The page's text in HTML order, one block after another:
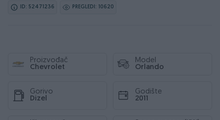
ID: 52471236 PREGLEDI: 10620
Proizvođač
Chevrolet
Model
Orlando
Gorivo
Dizel
Godište
2011